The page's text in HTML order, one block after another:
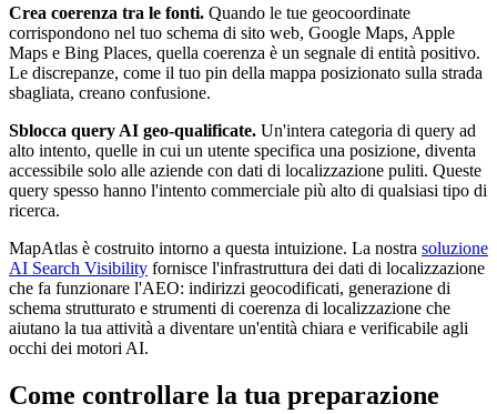
Crea coerenza tra le fonti. Quando le tue geocoordinate
corrispondono nel tuo schema di sito web, Google Maps, Apple
Maps e Bing Places, quella coerenza è un segnale di entità positivo.
Le discrepanze, come il tuo pin della mappa posizionato sulla strada
sbagliata, creano confusione.
Sblocca query AI geo-qualificate. Un'intera categoria di query ad
alto intento, quelle in cui un utente specifica una posizione, diventa
accessibile solo alle aziende con dati di localizzazione puliti. Queste
query spesso hanno l'intento commerciale più alto di qualsiasi tipo di
ricerca.
MapAtlas è costruito intorno a questa intuizione. La nostra soluzione
AI Search Visibility fornisce l'infrastruttura dei dati di localizzazione
che fa funzionare l'AEO: indirizzi geocodificati, generazione di
schema strutturato e strumenti di coerenza di localizzazione che
aiutano la tua attività a diventare un'entità chiara e verificabile agli
occhi dei motori AI.
Come controllare la tua preparazione